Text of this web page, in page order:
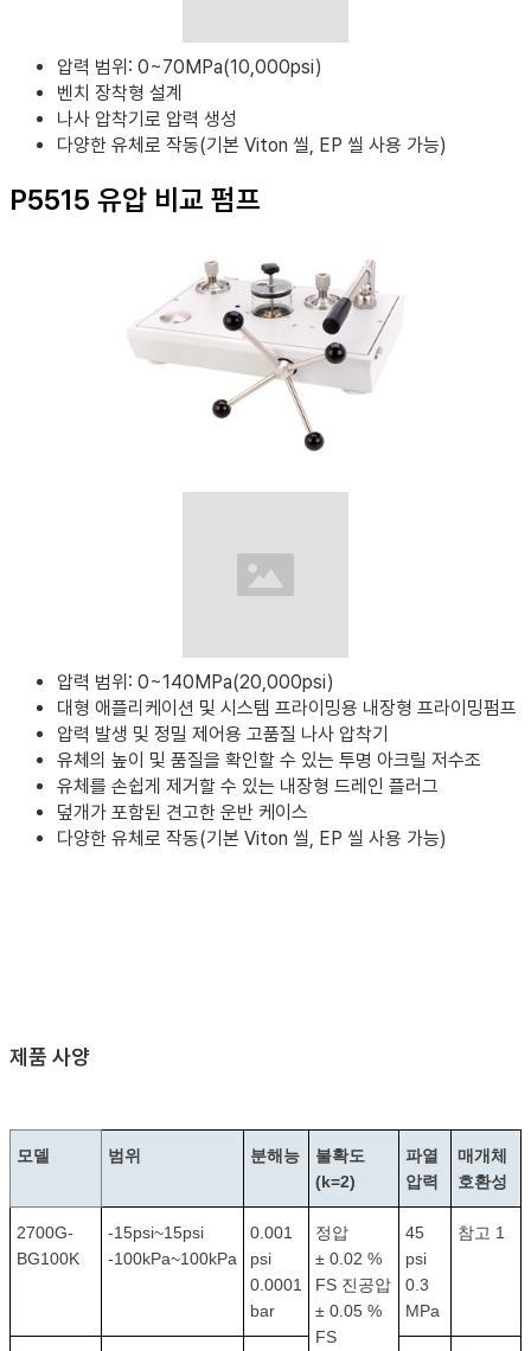
압력 범위: 0~70MPa(10,000psi)
벤치 장착형 설계
나사 압착기로 압력 생성
다양한 유체로 작동(기본 Viton 씰, EP 씰 사용 가능)
P5515 유압 비교 펌프
압력 범위: 0~140MPa(20,000psi)
대형 애플리케이션 및 시스템 프라이밍용 내장형 프라이밍펌프
압력 발생 및 정밀 제어용 고품질 나사 압착기
유체의 높이 및 품질을 확인할 수 있는 투명 아크릴 저수조
유체를 손쉽게 제거할 수 있는 내장형 드레인 플러그
덮개가 포함된 견고한 운반 케이스
다양한 유체로 작동(기본 Viton 씰, EP 씰 사용 가능)
제품 사양
모델 범위 분해능
불확도
(k=2)
파열
압력
매개체
호환성
2700G-
BG100K
-15psi~15psi
-100kPa~100kPa
0.001
psi
0.0001
bar
정압
± 0.02 %
FS 진공압
± 0.05 %
FS
45
psi
0.3
MPa
참고 1